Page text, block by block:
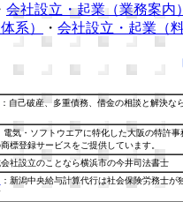
会社設立・起業（業務案内
系）
・ 会社設立・起業（
：自己破産、多重債務、借金の相談と解決
電気・ソフトウエアに特化した大阪の特許事
標登録サービスをご提供しています。
社設立のことなら横浜市の今井司法書士
：新潟中央給与計算代行は社会保険労務士が